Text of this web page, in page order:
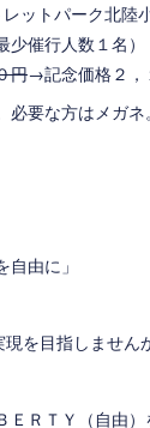
トパーク北陸小
催行人数１名）
円→記念価格２，
要な方はメガネ。
自由に」
を目指しません
ＥＲＴＹ（自由